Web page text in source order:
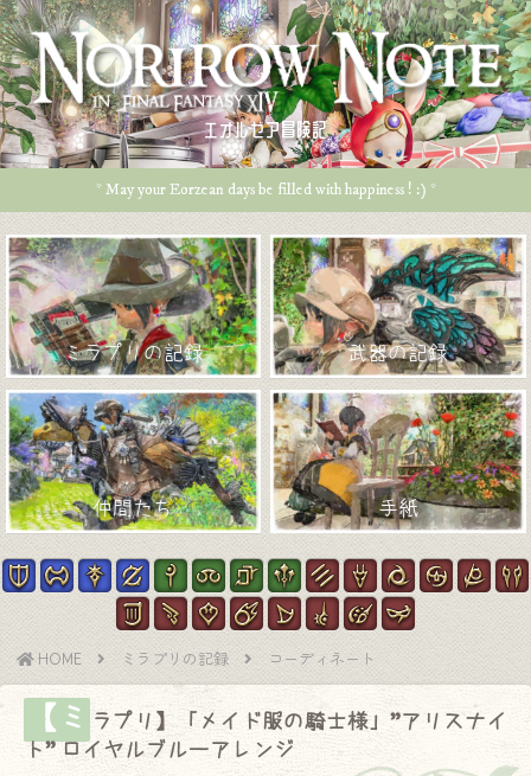
エオルゼア冒険記
* May your Eorzean days be filled with happiness ! :) *
ミラプリの記録 武器の記録
仲間たち 手紙
HOME ミラプリの記録 コーディネート
【ミ ラプリ】「メイド服の騎士様」”アリスナイ
ト” ロイヤルブルーアレンジ